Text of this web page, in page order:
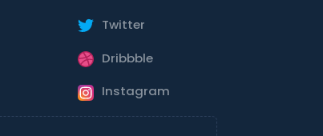
Twitter
Dribbble
Instagram